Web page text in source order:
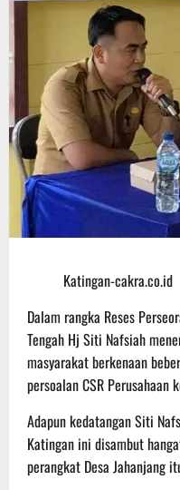
Katingan-cakra.co.id
Dalam rangka Reses
Tengah Hj Siti Nafsiah
masyarakat berkenaan
persoalan CSR Perusahaan
Adapun kedatangan Siti
Katingan ini disambut
perangkat Desa Jahanjang